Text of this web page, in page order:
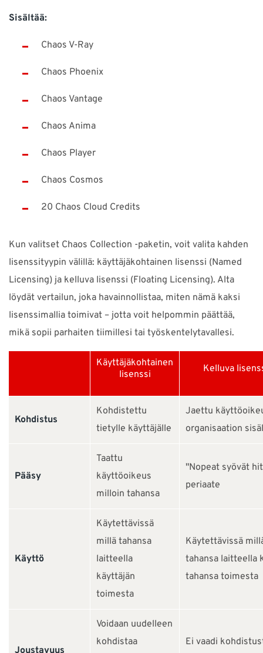
Sisältää:
Chaos V-Ray
Chaos Phoenix
Chaos Vantage
Chaos Anima
Chaos Player
Chaos Cosmos
20 Chaos Cloud Credits
Kun valitset Chaos Collection -paketin, voit valita kahden
lisenssityypin välillä: käyttäjäkohtainen lisenssi (Named
Licensing) ja kelluva lisenssi (Floating Licensing). Alta
löydät vertailun, joka havainnollistaa, miten nämä kaksi
lisenssimallia toimivat – jotta voit helpommin päättää,
mikä sopii parhaiten tiimillesi tai työskentelytavallesi.
Käyttäjäkohtainen
lisenssi
Kelluva
Kohdistus
Kohdistettu
tietylle käyttäjälle
Jaettu
organisaation
Pääsy
Taattu
käyttöoikeus
milloin tahansa
"Nopeat syövät
periaate
Käyttö
Käytettävissä
millä tahansa
laitteella
käyttäjän
toimesta
Käytettävissä
tahansa laitteella
tahansa toimesta
Voidaan uudelleen
kohdistaa
Ei vaadi